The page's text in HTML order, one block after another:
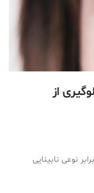
از
نوعی نابینایی